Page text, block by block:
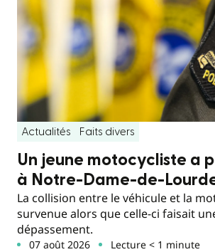
Actualités Faits divers
Un jeune motocycliste a
à Notre-Dame-de-
La collision entre le véhicule et la
survenue alors que celle-ci faisait
dépassement.
07 août 2026 Lecture < 1 minute